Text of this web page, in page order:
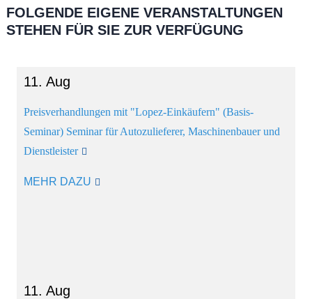
FOLGENDE EIGENE VERANSTALTUNGEN
STEHEN FÜR SIE ZUR VERFÜGUNG
11. Aug
Preisverhandlungen mit "Lopez-Einkäufern" (Basis-
Seminar) Seminar für Autozulieferer, Maschinenbauer und
Dienstleister
MEHR DAZU
11. Aug